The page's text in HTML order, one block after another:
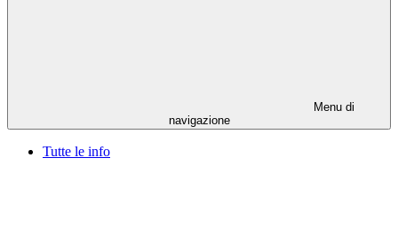
Menu di
navigazione
Tutte le info